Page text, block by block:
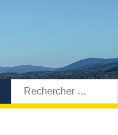
Rechercher: